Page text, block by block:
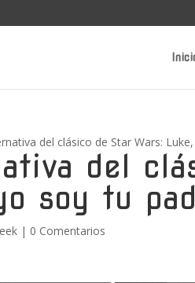
del clásico de Star Wars:
del
soy tu
| 0 Comentarios